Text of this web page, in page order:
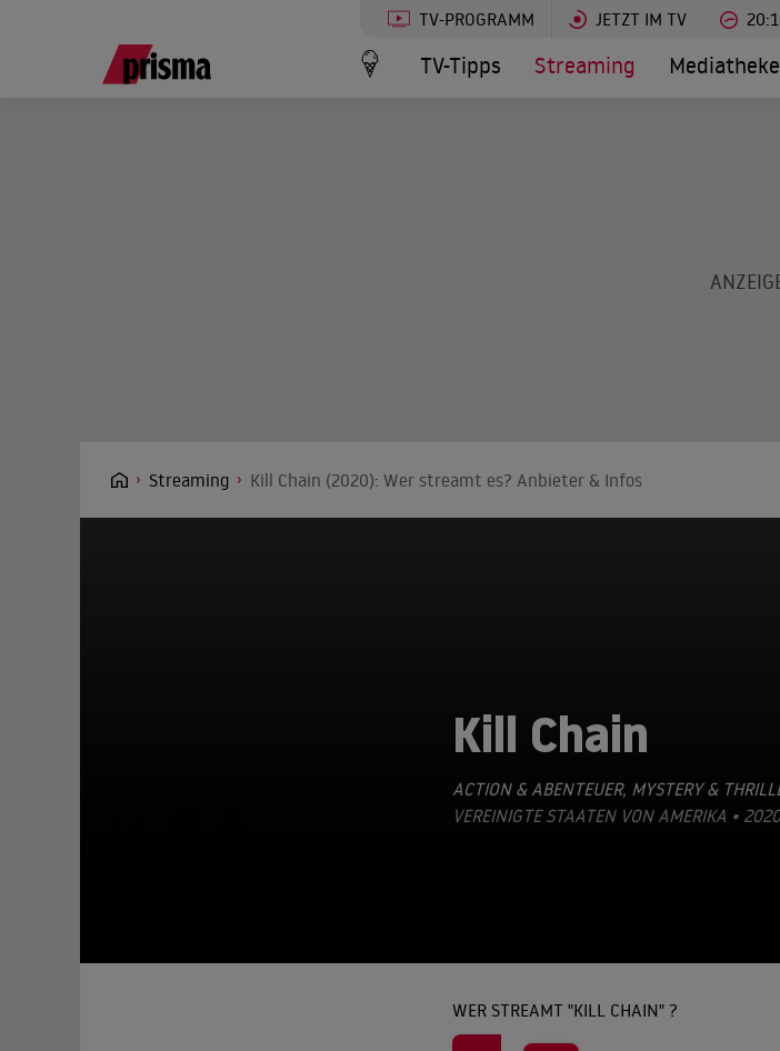
TV-PROGRAMM JETZT IM TV
TV-Tipps Streaming
Streaming Kill Chain (2020): Wer streamt es? Anbieter & Infos
Kill Chain
ACTION & ABENTEUER, MYSTERY &
VEREINIGTE STAATEN VON AMERIKA •
WER STREAMT "KILL CHAIN" ?